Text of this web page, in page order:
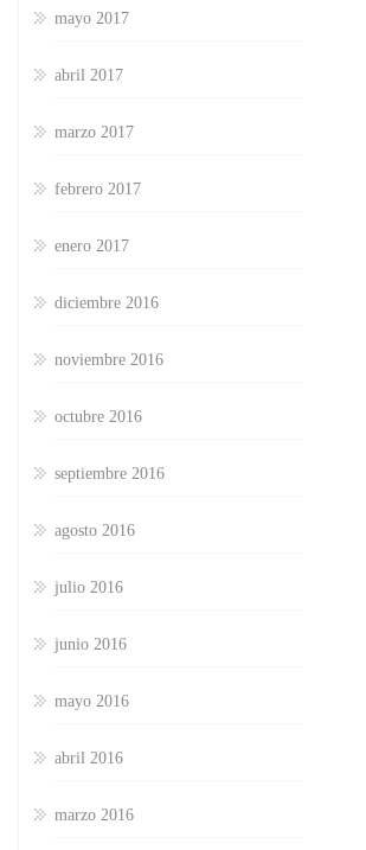
mayo 2017
abril 2017
marzo 2017
febrero 2017
enero 2017
diciembre 2016
noviembre 2016
octubre 2016
septiembre 2016
agosto 2016
julio 2016
junio 2016
mayo 2016
abril 2016
marzo 2016